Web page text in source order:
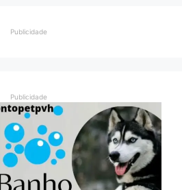
Publicidade
Publicidade